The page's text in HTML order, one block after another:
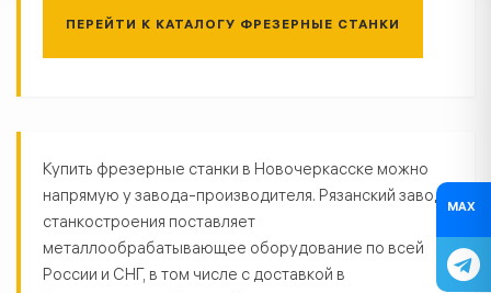
ПЕРЕЙТИ К КАТАЛОГУ ФРЕЗЕРНЫЕ СТАНКИ
Фрезерные станки в
Купить фрезерные станки в Новочеркасске можно
напрямую у завода-производителя. Рязанский завод
станкостроения поставляет
металлообрабатывающее оборудование по всей
России и СНГ, в том числе с доставкой в
MAX